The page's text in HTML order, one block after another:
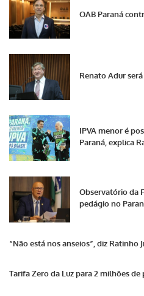
OAB Paraná
Renato Adur
IPVA menor é
Paraná, explica
Observatório da
pedágio no
“Não está nos anseios”, diz Ratinho
Tarifa Zero da Luz para 2 milhões de